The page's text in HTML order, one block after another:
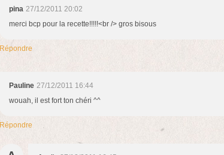
pina 27/12/2011 20:02
merci bcp pour la recette!!!!!<br /> gros bisous
Répondre
Pauline 27/12/2011 16:44
wouah, il est fort ton chéri ^^
Répondre